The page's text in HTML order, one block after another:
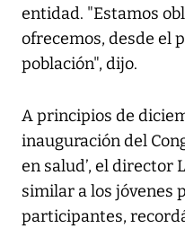
entidad. "Estamos
ofrecemos, desde el
población", dijo.
A principios de
inauguración del
en salud’, el director
similar a los jóvenes
participantes,